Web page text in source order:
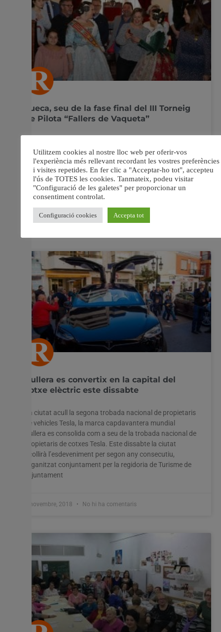
Sueca, seu de la fase final del III Torneig
de Pilota “Fallers de Vaqueta”
Sueca la fase final del concurs de galotxa i raspall
organitzat per la Junta Central Fallera i la Junta Local
Fallera de Sueca L’equip de la capital del Túria s’ha
tornat a imposar als seus rivals per tercer any
consecutiu La
6 novembre, 2018 No hi ha comentaris
Cullera es convertix en la capital del
cotxe elèctric este dissabte
La ciutat acull la segona trobada nacional de propietaris
de vehicles Tesla, la marca capdavantera mundial
Cullera es consolida com a seu de la trobada nacional de
propietaris de cotxes Tesla. Este dissabte la ciutat
acollirà l’esdeveniment per segon any consecutiu,
organitzat conjuntament per la regidoria de Turisme de
l’Ajuntament
6 novembre, 2018 No hi ha comentaris